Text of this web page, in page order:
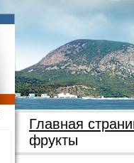
Главная
фрукты